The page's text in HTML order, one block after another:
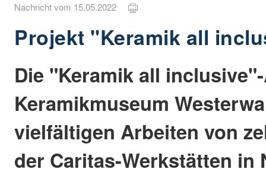
Nachricht vom 15.05.2022
Projekt "Keramik all
Die "Keramik all
Keramikmuseum
vielfältigen Arbeiten von
der Caritas-Werkstätten in